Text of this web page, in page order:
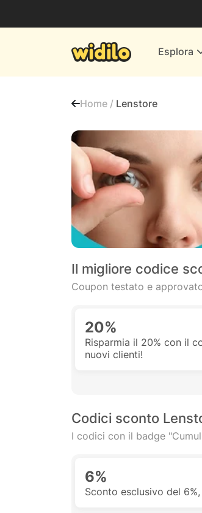
Esplora
Banche &
Home / Lenstore
Il migliore codice
Coupon testato e
20%
Risparmia il 20% con il
nuovi clienti!
Codici sconto
I codici con il badge
6%
Sconto esclusivo del